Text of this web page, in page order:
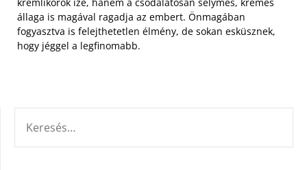
állaga is magával ragadja az embert. Önmagában
fogyasztva is felejthetetlen élmény, de sokan esküsznek,
hogy jéggel a legfinomabb.